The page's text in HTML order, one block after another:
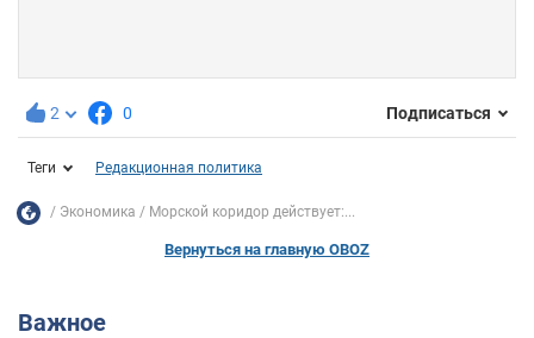
2 0 Подписаться
Теги Редакционная политика
Экономика Морской коридор действует:...
Вернуться на главную OBOZ
Важное